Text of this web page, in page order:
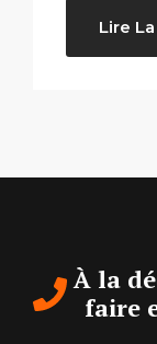
Lire
À la
faire